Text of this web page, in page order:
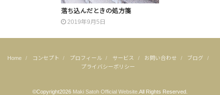
落ち込んだときの処方箋
2019年9月5日
Home コンセプト プロフィール サービス お問い合わせ
ブログ
プライバシーポリシー
©Copyright2026 Maki Satoh Official Website.All Rights Reserved.